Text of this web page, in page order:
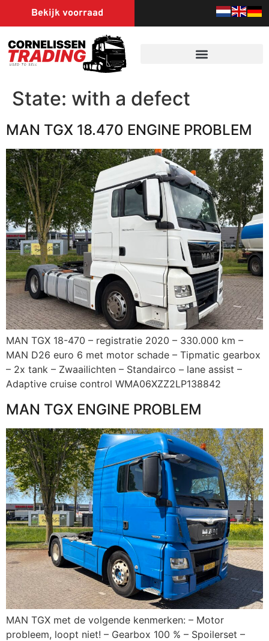
Bekijk voorraad
State: with a defect
MAN TGX 18.470 ENGINE PROBLEM
MAN TGX 18-470 – registratie 2020 – 330.000 km –
MAN D26 euro 6 met motor schade – Tipmatic gearbox
– 2x tank – Zwaailichten – Standairco – lane assist –
Adaptive cruise control WMA06XZZ2LP138842
MAN TGX ENGINE PROBLEM
MAN TGX met de volgende kenmerken: – Motor
probleem, loopt niet! – Gearbox 100 % – Spoilerset –